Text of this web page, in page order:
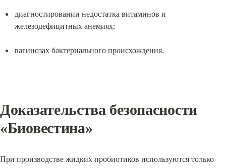
диагностировании недостатка витаминов и
железодефицитных анемиях;
вагинозах бактериального происхождения.
Доказательства безопасности
«Биовестина»
При производстве жидких пробиотиков используются только